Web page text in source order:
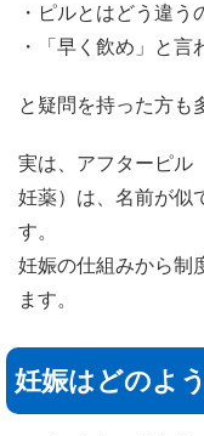
・ピルとはどう違う
・「早く飲め」と言
と疑問を持った方も
実は、アフターピル
妊薬）は、名前が似
す。
妊娠の仕組みから制
ます。
妊娠はどのよ